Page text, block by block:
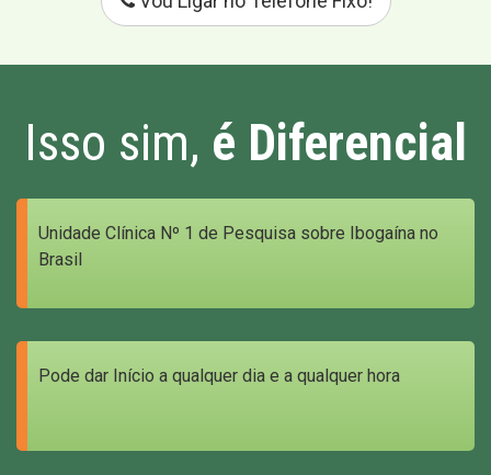
Isso sim, é Diferencial
Unidade Clínica Nº 1 de Pesquisa sobre Ibogaína no
Brasil
Pode dar Início a qualquer dia e a qualquer hora